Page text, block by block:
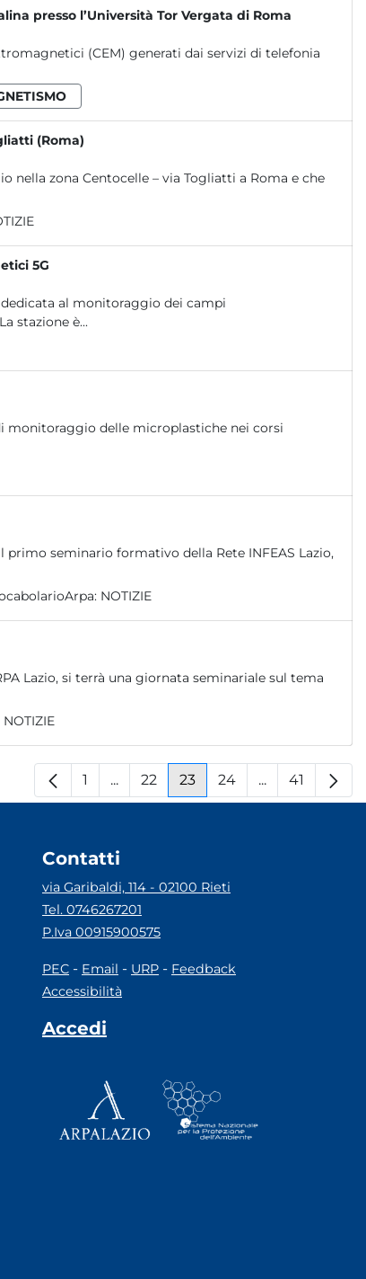
presso l’Università Tor Vergata di Roma
(CEM) generati dai servizi di telefonia
(Roma)
nella zona Centocelle – via Togliatti a Roma e che
5G
al monitoraggio dei campi
stazione è...
monitoraggio delle microplastiche nei corsi
seminario formativo della Rete INFEAS Lazio,
NOTIZIE
Lazio, si terrà una giornata seminariale sul tema
NOTIZIE
Pagina
1 ...Pagine intermedie
Pagina
22 Pagina
23 Pagina
24 ...PaginePagina
41
Contatti
via Garibaldi, 114 - 02100 Rieti
Tel. 0746267201
P.Iva 00915900575
PEC - Email - URP - Feedback
Accessibilità
Accedi